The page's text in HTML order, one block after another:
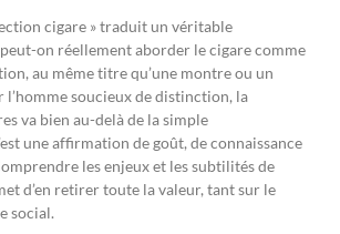
cigare » traduit un véritable
on réellement aborder le cigare comme
au même titre qu’une montre ou un
l’homme soucieux de distinction, la
va bien au-delà de la simple
une affirmation de goût, de connaissance
les enjeux et les subtilités de
d’en retirer toute la valeur, tant sur le
social.